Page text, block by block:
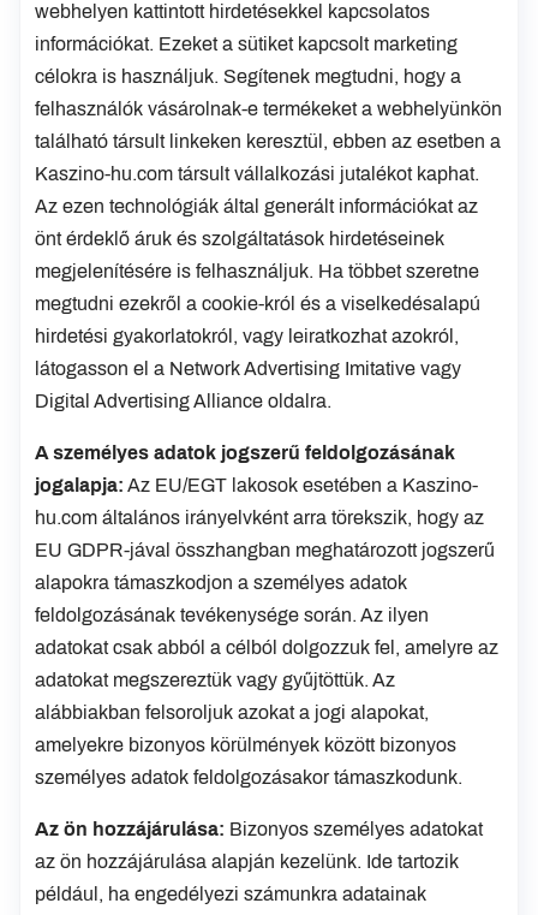
webhelyen kattintott hirdetésekkel kapcsolatos
információkat. Ezeket a sütiket kapcsolt marketing
célokra is használjuk. Segítenek megtudni, hogy a
felhasználók vásárolnak-e termékeket a webhelyünkön
található társult linkeken keresztül, ebben az esetben a
Kaszino-hu.com társult vállalkozási jutalékot kaphat.
Az ezen technológiák által generált információkat az
önt érdeklő áruk és szolgáltatások hirdetéseinek
megjelenítésére is felhasználjuk. Ha többet szeretne
megtudni ezekről a cookie-król és a viselkedésalapú
hirdetési gyakorlatokról, vagy leiratkozhat azokról,
látogasson el a Network Advertising Imitative vagy
Digital Advertising Alliance oldalra.
A személyes adatok jogszerű feldolgozásának
jogalapja: Az EU/EGT lakosok esetében a Kaszino-
hu.com általános irányelvként arra törekszik, hogy az
EU GDPR-jával összhangban meghatározott jogszerű
alapokra támaszkodjon a személyes adatok
feldolgozásának tevékenysége során. Az ilyen
adatokat csak abból a célból dolgozzuk fel, amelyre az
adatokat megszereztük vagy gyűjtöttük. Az
alábbiakban felsoroljuk azokat a jogi alapokat,
amelyekre bizonyos körülmények között bizonyos
személyes adatok feldolgozásakor támaszkodunk.
Az ön hozzájárulása: Bizonyos személyes adatokat
az ön hozzájárulása alapján kezelünk. Ide tartozik
például, ha engedélyezi számunkra adatainak